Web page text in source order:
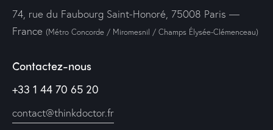
74, rue du Faubourg Saint-Honoré, 75008 Paris —
France (Métro Concorde / Miromesnil / Champs Élysée-Clémenceau)
Contactez-nous
+33 1 44 70 65 20
contact@thinkdoctor.fr